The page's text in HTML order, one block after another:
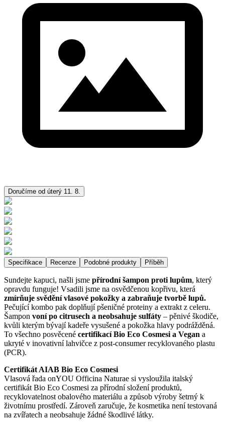
Doručíme od úterý 11. 8.
Specifikace Recenze Podobné produkty Příběh
Sundejte kapuci, našli jsme přírodní šampon proti lupům, který
opravdu funguje! Vsadili jsme na osvědčenou kopřivu, která
zmírňuje svědění vlasové pokožky a zabraňuje tvorbě lupů.
Pečující kombo pak doplňují pšeničné proteiny a extrakt z celeru.
Šampon voní po citrusech a neobsahuje sulfáty – pěnivé škodiče,
kvůli kterým bývají kadeře vysušené a pokožka hlavy podrážděná.
To všechno posvěcené certifikací Bio Eco Cosmesi a Vegan a
ukryté v inovativní lahvičce z post-consumer recyklovaného plastu
(PCR).
Certifikát AIAB Bio Eco Cosmesi
Vlasová řada onYOU Officina Naturae si vysloužila italský
certifikát Bio Eco Cosmesi za přírodní složení produktů,
recyklovatelnost obalového materiálu a způsob výroby šetrný k
životnímu prostředí. Zároveň zaručuje, že kosmetika není testovaná
na zvířatech a neobsahuje žádné škodlivé látky.